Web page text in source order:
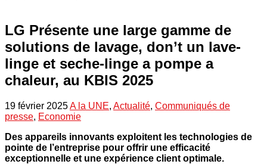
LG Présente une large gamme de
solutions de lavage, don’t un lave-
linge et seche-linge a pompe a
chaleur, au KBIS 2025
19 février 2025A la UNE, Actualité, Communiqués de
presse, Economie
Des appareils innovants exploitent les technologies de
pointe de l’entreprise pour offrir une efficacité
exceptionnelle et une expérience client optimale.